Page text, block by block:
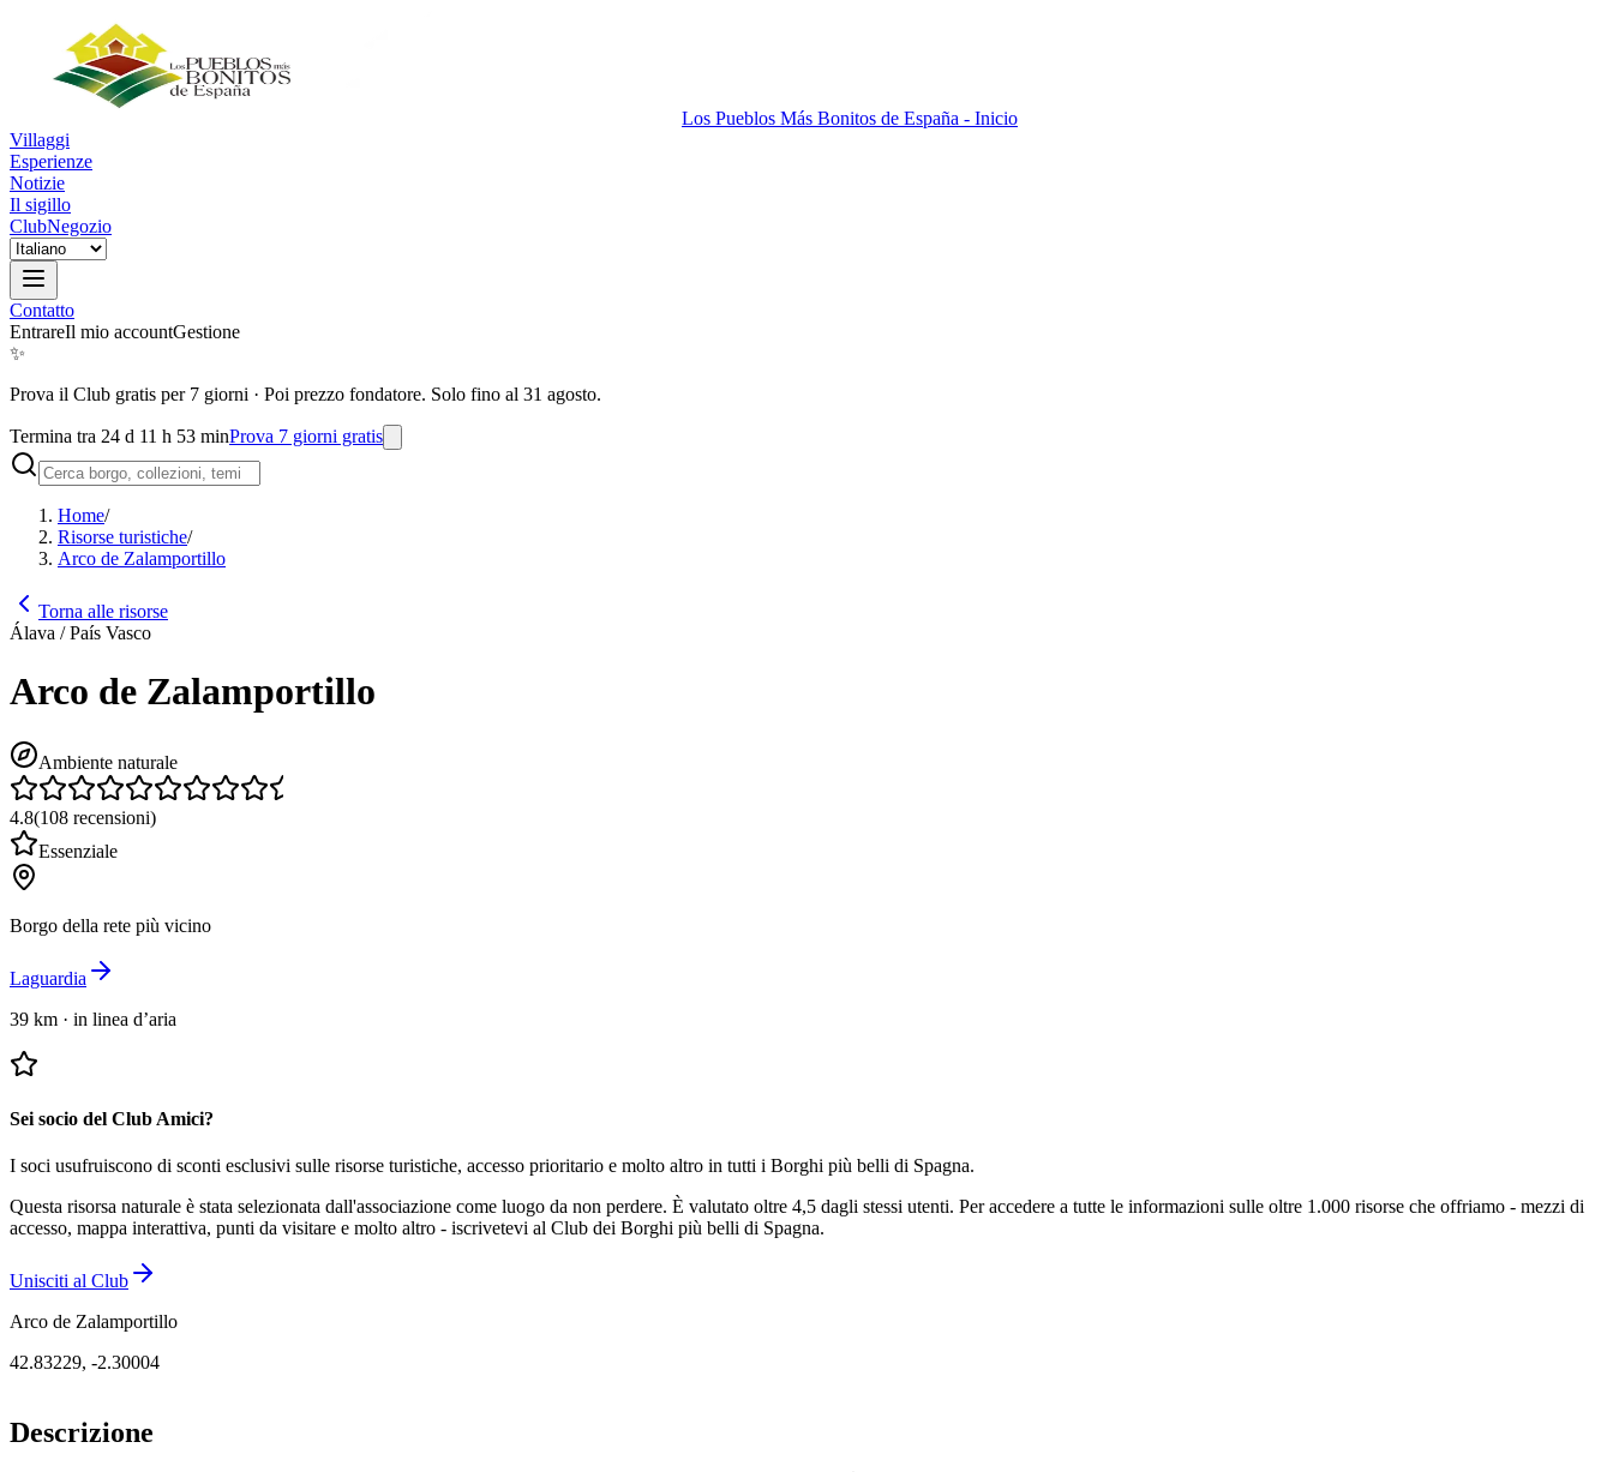
Los Pueblos Más Bonitos de España - Inicio
Villaggi
Esperienze
Notizie
Il sigillo
ClubNegozio
Contatto
EntrareIl mio accountGestione
✨
Prova il Club gratis per 7 giorni · Poi prezzo fondatore. Solo fino al 31 agosto.
Termina tra 24 d 11 h 53 minProva 7 giorni gratis
Home/
Risorse turistiche/
Arco de Zalamportillo
Torna alle risorse
Álava / País Vasco
Arco de Zalamportillo
Ambiente naturale
4.8(108 recensioni)
Essenziale
Borgo della rete più vicino
Laguardia
39 km · in linea d’aria
Sei socio del Club Amici?
I soci usufruiscono di sconti esclusivi sulle risorse turistiche, accesso prioritario e molto altro in tutti i Borghi più belli di Spagna.
Questa risorsa naturale è stata selezionata dall'associazione come luogo da non perdere. È valutato oltre 4,5 dagli stessi utenti. Per accedere a tutte le informazioni sulle oltre 1.000 risorse che offriamo - mezzi di
accesso, mappa interattiva, punti da visitare e molto altro - iscrivetevi al Club dei Borghi più belli di Spagna.
Unisciti al Club
Arco de Zalamportillo
42.83229, -2.30004
Descrizione